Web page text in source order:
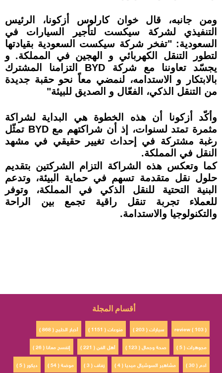
ومن جانبه، قال خوان كارلوس أزكونا، الرئيس
التنفيذي لشركة سيكست لتأجير السيارات في
السعودية: "تفخر شركة سيكست السعودية بقيادتها
لتطور التنقل الكهربائي و الهجين في المملكة. و
يجسّد تعاوننا مع شركة BYD التزامنا المشترك
بالابتكار و الاستدامه، لنمضي معاً نحو حقبة جديدة
من التنقل الذكي، الفعّال و الصديق للبيئة"
وأكّد أزكونا أن هذه الخطوة هي البداية لشراكة
مثمرة تمتد لسنوات، إذ أن شراكتهم مع BYD تمثّل
رغبة مشتركة في إحداث تغيير حقيقي في مشهد
النقل في المملكة.
كما وتعكس هذه الشراكة التزام الشركتين بتقديم
حلول نقل متقدمة تسهم في حماية البيئة، وتدعم
البنية التحتية للنقل الذكي في المملكة، وتوفر
للعملاء تجربة تنقل راقية تجمع بين الراحة
والتكنولوجيا والاستدامة.
أقسام المجلة
أخبار الخليج ( 868 ) منوعات ( 1151 ) سيارات ( 203 )
review ( 103 )
إتفسح معانا ( 26 )
أهل الفن ( 221 ) صحة وجمال ( 123 )
مجوهرات ( 5 )
ديكور ( 5 )
موضة ( 54 ) زفاف ( 3 ) مشاهير السوشيال ميديا ( 4 ) ادم ( 30 )